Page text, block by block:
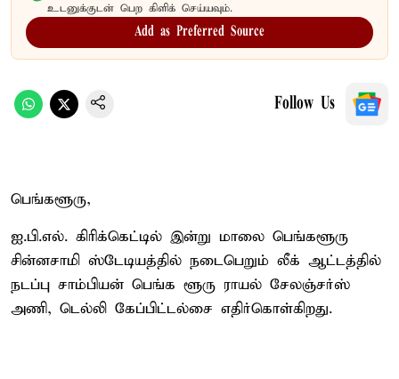
உடனுக்குடன் பெற கிளிக் செய்யவும்.
Add as Preferred Source
Follow Us
பெங்களூரு,
ஐ.பி.எல். கிரிக்கெட்டில் இன்று மாலை பெங்களூரு
சின்னசாமி ஸ்டேடியத்தில் நடைபெறும் லீக் ஆட்டத்தில்
நடப்பு சாம்பியன் பெங்க ளூரு ராயல் சேலஞ்சர்ஸ்
அணி, டெல்லி கேப்பிட்டல்சை எதிர்கொள்கிறது.